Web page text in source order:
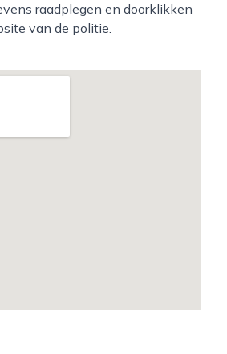
raadplegen en doorklikken
van de politie.